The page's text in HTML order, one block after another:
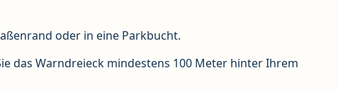
oder in eine Parkbucht.
das Warndreieck mindestens 100 Meter hinter Ihrem